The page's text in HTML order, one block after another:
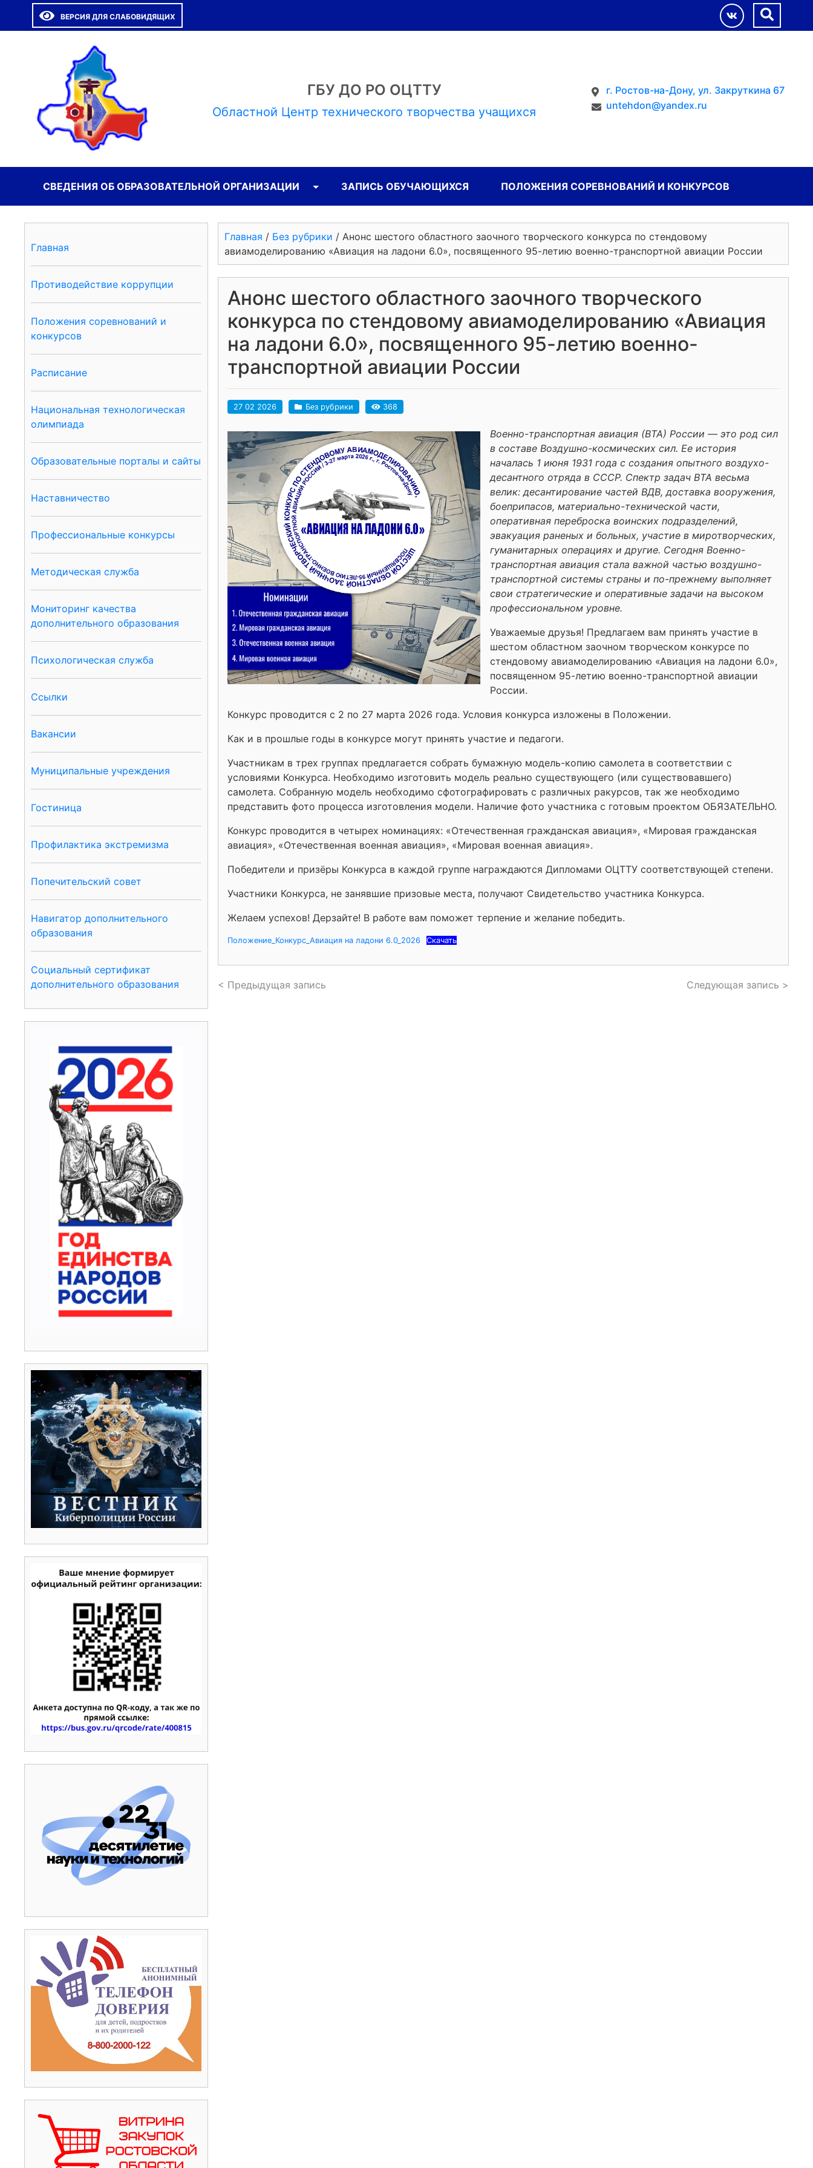
ВЕРСИЯ ДЛЯ СЛАБОВИДЯЩИХ
ГБУ ДО РО ОЦТТУ
Областной Центр технического творчества учащихся
г. Ростов-на-Дону, ул. Закруткина 67
untehdon@yandex.ru
СВЕДЕНИЯ ОБ ОБРАЗОВАТЕЛЬНОЙ ОРГАНИЗАЦИИ ЗАПИСЬ ОБУЧАЮЩИХСЯ ПОЛОЖЕНИЯ СОРЕВНОВАНИЙ И КОНКУРСОВ
Главная
Противодействие коррупции
Положения соревнований и
конкурсов
Расписание
Национальная технологическая
олимпиада
Образовательные порталы и сайты
Наставничество
Профессиональные конкурсы
Методическая служба
Мониторинг качества
дополнительного образования
Психологическая служба
Ссылки
Вакансии
Муниципальные учреждения
Гостиница
Профилактика экстремизма
Попечительский совет
Навигатор дополнительного
образования
Социальный сертификат
дополнительного образования
Главная / Без рубрики / Анонс шестого областного заочного творческого конкурса по стендовому
авиамоделированию «Авиация на ладони 6.0», посвященного 95-летию военно-транспортной авиации России
Анонс шестого областного заочного творческого
конкурса по стендовому авиамоделированию «Авиация
на ладони 6.0», посвященного 95-летию военно-
транспортной авиации России
27 02 2026 Без рубрики 368
Военно-транспортная авиация (ВТА) России — это род сил
в составе Воздушно-космических сил. Ее история
началась 1 июня 1931 года с создания опытного воздухо-
десантного отряда в СССР. Спектр задач ВТА весьма
велик: десантирование частей ВДВ, доставка вооружения,
боеприпасов, материально-технической части,
оперативная переброска воинских подразделений,
эвакуация раненых и больных, участие в миротворческих,
гуманитарных операциях и другие. Сегодня Военно-
транспортная авиация стала важной частью воздушно-
транспортной системы страны и по-прежнему выполняет
свои стратегические и оперативные задачи на высоком
профессиональном уровне.
Уважаемые друзья! Предлагаем вам принять участие в
шестом областном заочном творческом конкурсе по
стендовому авиамоделированию «Авиация на ладони 6.0»,
посвященном 95-летию военно-транспортной авиации
России.
Конкурс проводится с 2 по 27 марта 2026 года. Условия конкурса изложены в Положении.
Как и в прошлые годы в конкурсе могут принять участие и педагоги.
Участникам в трех группах предлагается собрать бумажную модель-копию самолета в соответствии с
условиями Конкурса. Необходимо изготовить модель реально существующего (или существовавшего)
самолета. Собранную модель необходимо сфотографировать с различных ракурсов, так же необходимо
представить фото процесса изготовления модели. Наличие фото участника с готовым проектом ОБЯЗАТЕЛЬНО.
Конкурс проводится в четырех номинациях: «Отечественная гражданская авиация», «Мировая гражданская
авиация», «Отечественная военная авиация», «Мировая военная авиация».
Победители и призёры Конкурса в каждой группе награждаются Дипломами ОЦТТУ соответствующей степени.
Участники Конкурса, не занявшие призовые места, получают Свидетельство участника Конкурса.
Желаем успехов! Дерзайте! В работе вам поможет терпение и желание победить.
Положение_Конкурс_Авиация на ладони 6.0_2026 Скачать
< Предыдущая запись Следующая запись >